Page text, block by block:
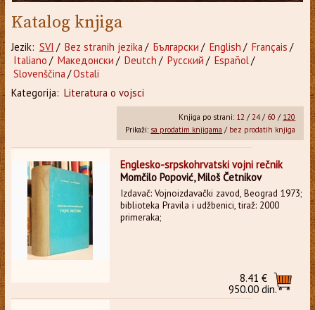
Katalog knjiga
Jezik: SVI / Bez stranih jezika / Български / English / Français /
Italiano / Македонски / Deutch / Русский / Español/
Slovenščina /Ostali
Kategorija: Literatura o vojsci
Knjiga po strani: 12 /24/ 60 / 120
Prikaži: sa prodatim knjigama / bez prodatih knjiga
Englesko-srpskohrvatski vojni rečnik
Momčilo Popović, Miloš Četnikov
Izdavač: Vojnoizdavački zavod, Beograd 1973;
biblioteka Pravila i udžbenici, tiraž: 2000
primeraka;
8.41 €
950.00 din.